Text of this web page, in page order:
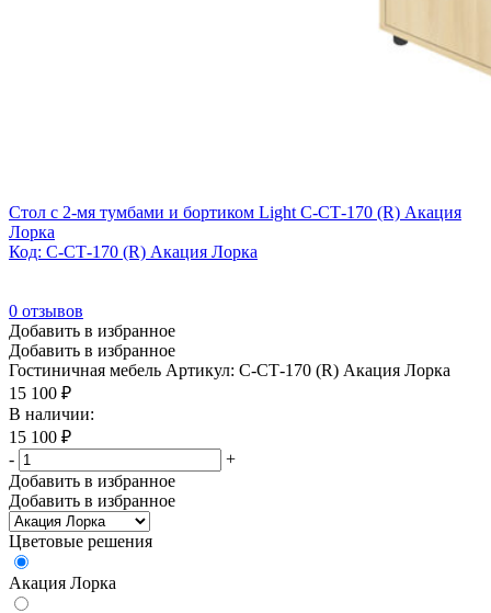
Стол с 2-мя тумбами и бортиком Light С-СТ-170 (R) Акация
Лорка
Код: С-СТ-170 (R) Акация Лорка
0 отзывов
Добавить в избранное
Добавить в избранное
Гостиничная мебель Артикул: С-СТ-170 (R) Акация Лорка
15 100 ₽
В наличии:
15 100 ₽
-
+
Добавить в избранное
Добавить в избранное
Цветовые решения
Акация Лорка